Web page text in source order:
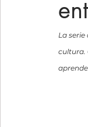
La serie
cultura.